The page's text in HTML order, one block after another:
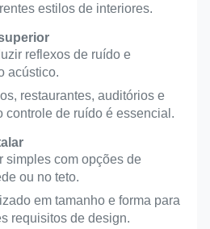
estilos de interiores.
reflexos de ruído e
acústico.
restaurantes, auditórios e
controle de ruído é essencial.
simples com opções de
ou no teto.
em tamanho e forma para
requisitos de design.